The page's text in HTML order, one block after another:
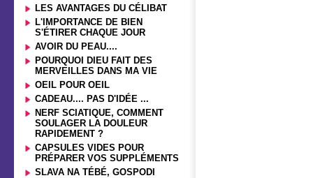
LES AVANTAGES DU CÉLIBAT
L'IMPORTANCE DE BIEN
S'ÉTIRER CHAQUE JOUR
AVOIR DU PEAU....
POURQUOI DIEU FAIT DES
MERVEILLES DANS MA VIE
OEIL POUR OEIL
CADEAU.... PAS D'IDÉE ...
NERF SCIATIQUE, COMMENT
SOULAGER LA DOULEUR
RAPIDEMENT ?
CAPSULES VIDES POUR
PRÉPARER VOS SUPPLÉMENTS
SLAVA NA TÉBÉ, GOSPODI